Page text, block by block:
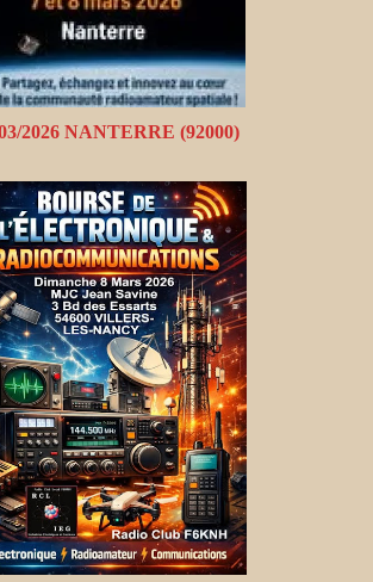
2026 NANTERRE (92000)